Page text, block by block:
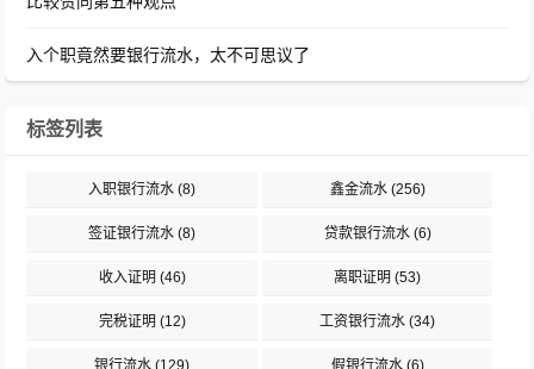
入个职竟然要银行流水，太不可思议了
标签列表
入职银行流水 (8) 鑫金流水(256)
签证银行流水 (8) 贷款银行流水(6)
收入证明 (46) 离职证明 (53)
完税证明 (12) 工资银行流水 (34)
银行流水 (129) 假银行流水(6)